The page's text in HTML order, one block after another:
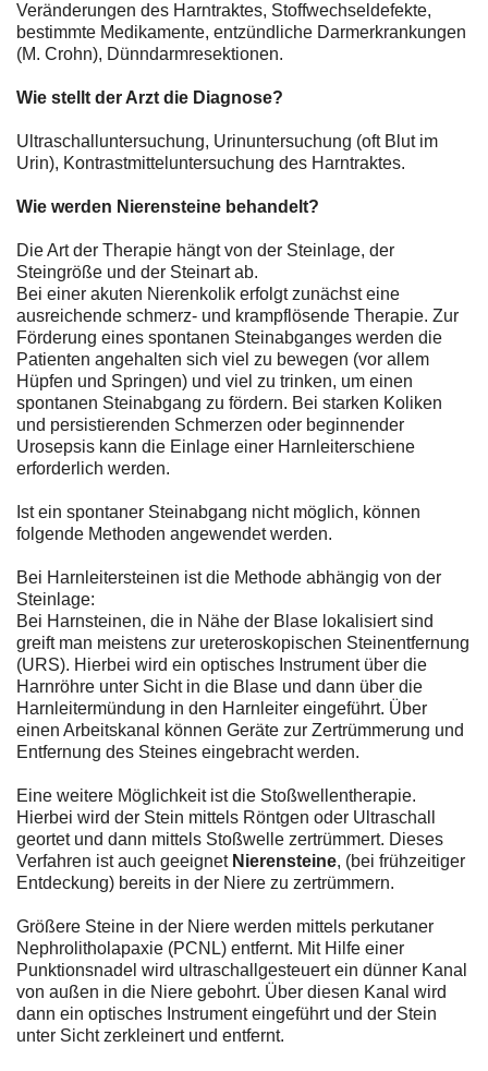
Veränderungen des Harntraktes, Stoffwechseldefekte,
bestimmte Medikamente, entzündliche Darmerkrankungen
(M. Crohn), Dünndarmresektionen.
Wie stellt der Arzt die Diagnose?
Ultraschalluntersuchung, Urinuntersuchung (oft Blut im
Urin), Kontrastmitteluntersuchung des Harntraktes.
Wie werden Nierensteine behandelt?
Die Art der Therapie hängt von der Steinlage, der
Steingröße und der Steinart ab.
Bei einer akuten Nierenkolik erfolgt zunächst eine
ausreichende schmerz- und krampflösende Therapie. Zur
Förderung eines spontanen Steinabganges werden die
Patienten angehalten sich viel zu bewegen (vor allem
Hüpfen und Springen) und viel zu trinken, um einen
spontanen Steinabgang zu fördern. Bei starken Koliken
und persistierenden Schmerzen oder beginnender
Urosepsis kann die Einlage einer Harnleiterschiene
erforderlich werden.
Ist ein spontaner Steinabgang nicht möglich, können
folgende Methoden angewendet werden.
Bei Harnleitersteinen ist die Methode abhängig von der
Steinlage:
Bei Harnsteinen, die in Nähe der Blase lokalisiert sind
greift man meistens zur ureteroskopischen Steinentfernung
(URS). Hierbei wird ein optisches Instrument über die
Harnröhre unter Sicht in die Blase und dann über die
Harnleitermündung in den Harnleiter eingeführt. Über
einen Arbeitskanal können Geräte zur Zertrümmerung und
Entfernung des Steines eingebracht werden.
Eine weitere Möglichkeit ist die Stoßwellentherapie.
Hierbei wird der Stein mittels Röntgen oder Ultraschall
geortet und dann mittels Stoßwelle zertrümmert. Dieses
Verfahren ist auch geeignet Nierensteine, (bei frühzeitiger
Entdeckung) bereits in der Niere zu zertrümmern.
Größere Steine in der Niere werden mittels perkutaner
Nephrolitholapaxie (PCNL) entfernt. Mit Hilfe einer
Punktionsnadel wird ultraschallgesteuert ein dünner Kanal
von außen in die Niere gebohrt. Über diesen Kanal wird
dann ein optisches Instrument eingeführt und der Stein
unter Sicht zerkleinert und entfernt.